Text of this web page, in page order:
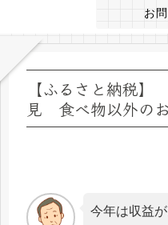
お
【ふるさと納税
見 食べ物以外の
今年は収益